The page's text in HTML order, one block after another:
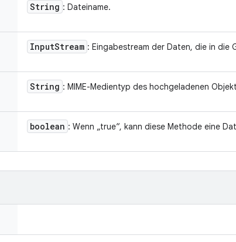
String : Dateiname.
InputStream : Eingabestream der Daten, die in die
String : MIME-Medientyp des hochgeladenen
boolean : Wenn „true“, kann diese Methode eine